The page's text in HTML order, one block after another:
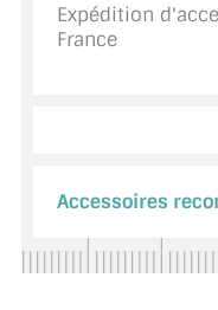
PLAN DU SITE
NOUS CONTACTER
Expédition
France
Accessoires